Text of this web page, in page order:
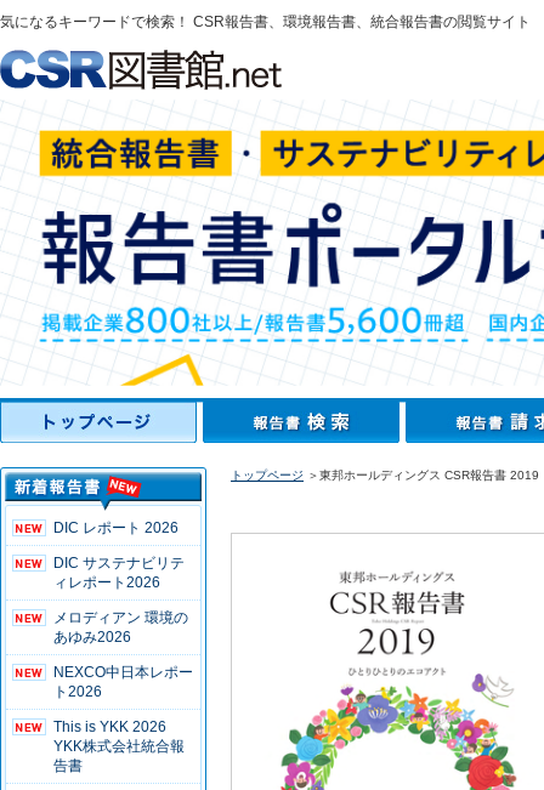
気になるキーワードで検索！ CSR報告書、環境報告書、統合報告書の閲覧サイト
DIC レポート 2026
DIC サステナビリテ
ィレポート2026
メロディアン 環境の
あゆみ2026
NEXCO中日本レポー
ト2026
This is YKK 2026
YKK株式会社統合報
告書
トップページ ＞東邦ホールディングス CSR報告書 2019